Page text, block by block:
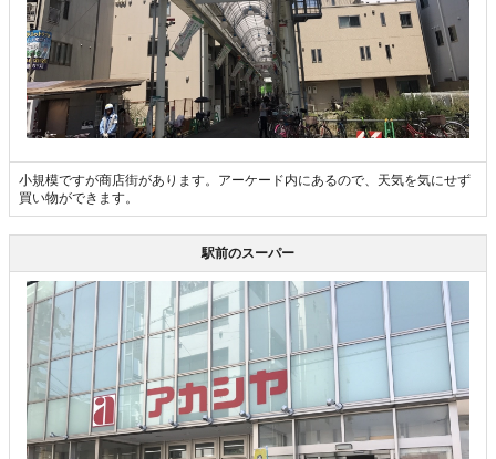
小規模ですが商店街があります。アーケード内にあるので、天気を気にせず
買い物ができます。
駅前のスーパー